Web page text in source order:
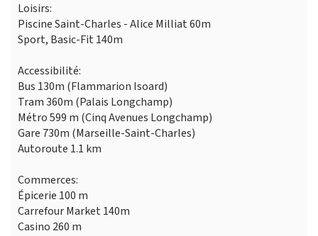
Loisirs:
Piscine Saint-Charles - Alice Milliat 60m
Sport, Basic-Fit 140m
Accessibilité:
Bus 130m (Flammarion Isoard)
Tram 360m (Palais Longchamp)
Métro 599 m (Cinq Avenues Longchamp)
Gare 730m (Marseille-Saint-Charles)
Autoroute 1.1 km
Commerces:
Épicerie 100 m
Carrefour Market 140m
Casino 260 m